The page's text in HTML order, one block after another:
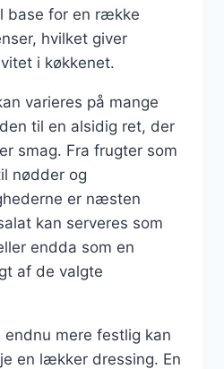
base for en række
hvilket giver
i køkkenet.
varieres på mange
til en alsidig ret, der
smag. Fra frugter som
nødder og
er næsten
kan serveres som
endda som en
af de valgte
endnu mere festlig kan
en lækker dressing. En